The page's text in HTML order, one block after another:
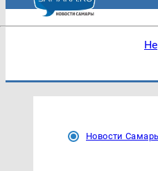
Новости